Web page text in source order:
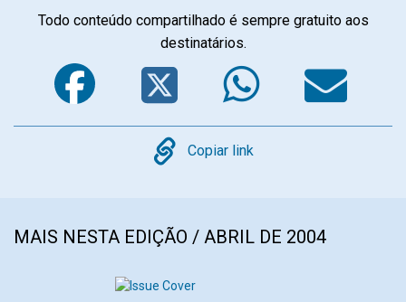
Todo conteúdo compartilhado é sempre gratuito aos
destinatários.
Facebook
Twitter
Copy
Copiar link
MAIS NESTA EDIÇÃO / ABRIL DE 2004